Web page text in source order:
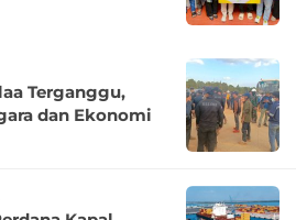
Terganggu,
dan Ekonomi